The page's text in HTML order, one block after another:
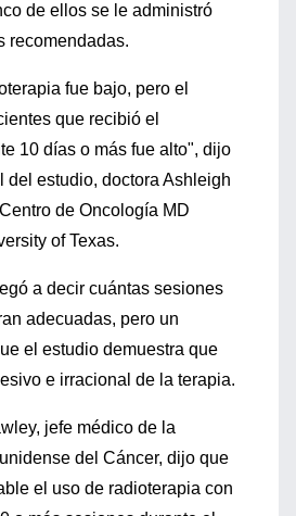
de ellos se le administró
recomendadas.
fue bajo, pero el
que recibió el
10 días o más fue alto", dijo
del estudio, doctora Ashleigh
de Oncología MD
of Texas.
a decir cuántas sesiones
adecuadas, pero un
el estudio demuestra que
e irracional de la terapia.
jefe médico de la
del Cáncer, dijo que
el uso de radioterapia con